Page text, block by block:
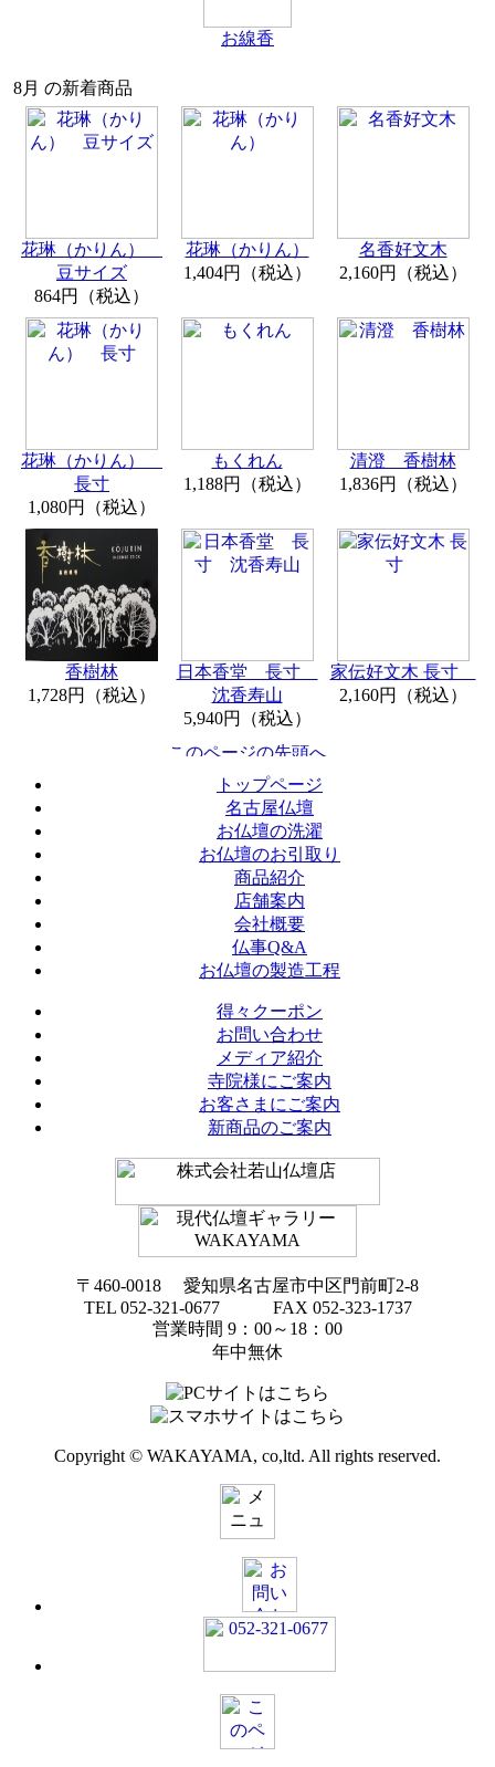
お線香
8月 の新着商品
花琳（かりん）
豆サイズ
864円（税込）
花琳（かりん）
1,404円（税込）
名香好文木
2,160円（税込）
花琳（かりん）
長寸
1,080円（税込）
もくれん
1,188円（税込）
清澄 香樹林
1,836円（税込）
香樹林
1,728円（税込）
日本香堂 長寸
沈香寿山
5,940円（税込）
家伝好文木 長寸
2,160円（税込）
トップページ
名古屋仏壇
お仏壇の洗濯
お仏壇のお引取り
商品紹介
店舗案内
会社概要
仏事Q&A
お仏壇の製造工程
得々クーポン
お問い合わせ
メディア紹介
寺院様にご案内
お客さまにご案内
新商品のご案内
〒460-0018 愛知県名古屋市中区門前町2-8
TEL 052-321-0677 FAX 052-323-1737
営業時間 9：00～18：00
年中無休
Copyright © WAKAYAMA, co,ltd. All rights reserved.